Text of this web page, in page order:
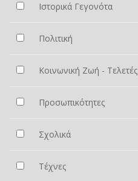
Ιστορικά Γεγονότα
Πολιτική
Κοινωνική Ζωή - Τελετές
Προσωπικότητες
Σχολικά
Τέχνες